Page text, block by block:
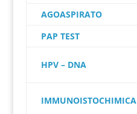
AGOASPIRATO
PAP TEST
HPV – DNA
IMMUNOISTOCHIMICA